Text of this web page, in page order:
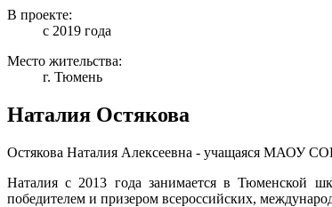
В проекте:
с 2019 года
Место жительства:
г. Тюмень
Наталия Остякова
Остякова Наталия Алексеевна - учащаяся МАОУ
Наталия с 2013 года занимается в Тюменской
победителем и призером всероссийских,